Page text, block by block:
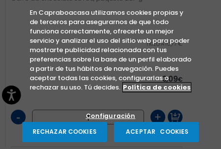
1 KILO A 10,77 €
3,09€
- +
En Capraboacasa utilizamos cookies propias y
de terceros para asegurarnos de que todo
funciona correctamente, ofrecerte un mejor
servicio y analizar el uso del sitio web para poder
mostrarte publicidad relacionada con tus
preferencias sobre la base de un perfil elaborado
a partir de tus hábitos de navegación. Puedes
aceptar todas las cookies, configurarlas o
rechazar su uso. Tú decides. Política de cookies
Configuración
RECHAZAR COOKIES
ACEPTAR COOKIES